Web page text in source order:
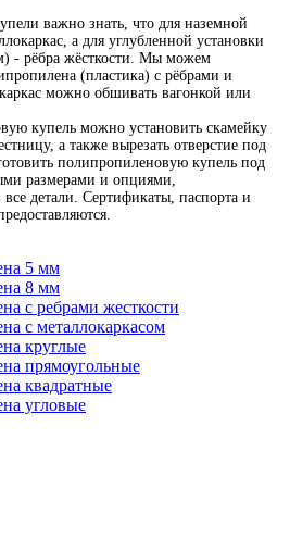
важно знать, что для наземной
а для углубленной установки
- рёбра жёсткости. Мы можем
(пластика) с рёбрами и
можно обшивать вагонкой или
купель можно установить скамейку
а также вырезать отверстие под
полипропиленовую купель под
размерами и опциями,
все детали. Сертификаты, паспорта и
5 мм
8 мм
с ребрами жесткости
с металлокаркасом
круглые
прямоугольные
квадратные
угловые